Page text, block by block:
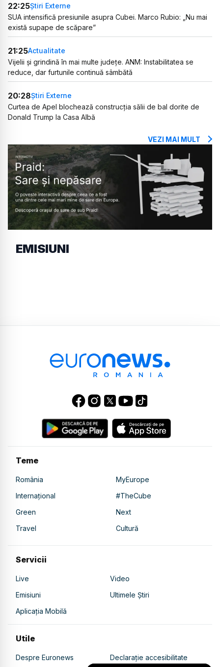
22:25Știri Externe
SUA intensifică presiunile asupra Cubei. Marco Rubio: „Nu mai
există supape de scăpare”
21:25Actualitate
Vijelii și grindină în mai multe județe. ANM: Instabilitatea se
reduce, dar furtunile continuă sâmbătă
20:28Știri Externe
Curtea de Apel blochează construcția sălii de bal dorite de
Donald Trump la Casa Albă
VEZI MAI MULT
EMISIUNI
Teme
România
MyEurope
Internațional
#TheCube
Green
Next
Travel
Cultură
Servicii
Live
Video
Emisiuni
Ultimele Știri
Aplicația Mobilă
Utile
Despre Euronews Declarație accesibilitate